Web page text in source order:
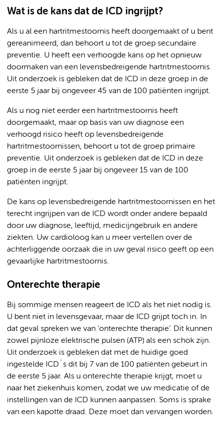
Wat is de kans dat de ICD ingrijpt?
Als u al een hartritmestoornis heeft doorgemaakt of u bent
gereanimeerd, dan behoort u tot de groep secundaire
preventie. U heeft een verhoogde kans op het opnieuw
doormaken van een levensbedreigende hartritmestoornis.
Uit onderzoek is gebleken dat de ICD in deze groep in de
eerste 5 jaar bij ongeveer 45 van de 100 patiënten ingrijpt.
Als u nog niet eerder een hartritmestoornis heeft
doorgemaakt, maar op basis van uw diagnose een
verhoogd risico heeft op levensbedreigende
hartritmestoornissen, behoort u tot de groep primaire
preventie. Uit onderzoek is gebleken dat de ICD in deze
groep in de eerste 5 jaar bij ongeveer 15 van de 100
patiënten ingrijpt.
De kans op levensbedreigende hartritmestoornissen en het
terecht ingrijpen van de ICD wordt onder andere bepaald
door uw diagnose, leeftijd, medicijngebruik en andere
ziekten. Uw cardioloog kan u meer vertellen over de
achterliggende oorzaak die in uw geval risico geeft op een
gevaarlijke hartritmestoornis.
Onterechte therapie
Bij sommige mensen reageert de ICD als het niet nodig is.
U bent niet in levensgevaar, maar de ICD grijpt toch in. In
dat geval spreken we van ‘onterechte therapie’. Dit kunnen
zowel pijnloze elektrische pulsen (ATP) als een schok zijn.
Uit onderzoek is gebleken dat met de huidige goed
ingestelde ICD´s dit bij 7 van de 100 patiënten gebeurt in
de eerste 5 jaar. Als u onterechte therapie krijgt, moet u
naar het ziekenhuis komen, zodat we uw medicatie of de
instellingen van de ICD kunnen aanpassen. Soms is sprake
van een kapotte draad. Deze moet dan vervangen worden.